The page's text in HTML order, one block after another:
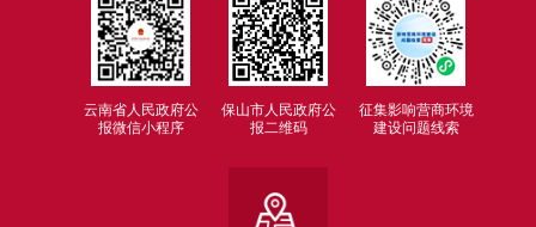
云南省人民政府公
报微信小程序
保山市人民政府公
报二维码
征集影响营商环境
建设问题线索